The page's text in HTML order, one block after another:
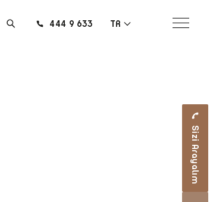
444 9 633 TR
Sizi Arayalım